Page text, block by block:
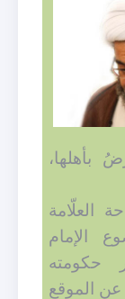
بأهلها،
العلّامة
الإمام
حكومته
عن الموقع